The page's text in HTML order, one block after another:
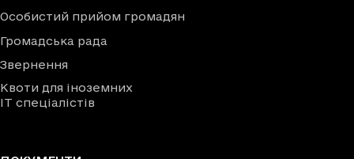
Особистий прийом громадян
Громадська рада
Звернення
Квоти для іноземних
IT спеціалістів